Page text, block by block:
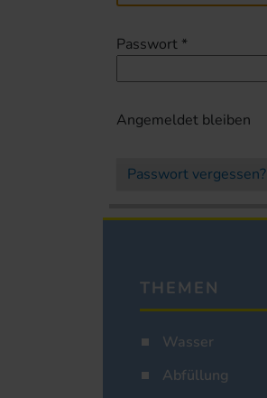
Passwort *
Angemeldet bleiben
Passwort vergessen?
THEMEN
Wasser
Abfüllung